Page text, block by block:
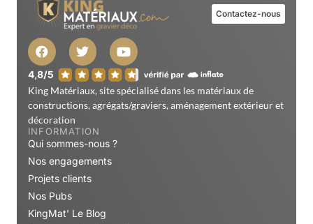
Contactez-nous
King Matériaux, site spécialisé dans les matériaux de
constructions, agrégats/graviers, aménagement extérieur et
décoration
INFORMATION
Qui sommes-nous ?
Nos engagements
Projets clients
Nos Pubs
KingMat' Le Blog